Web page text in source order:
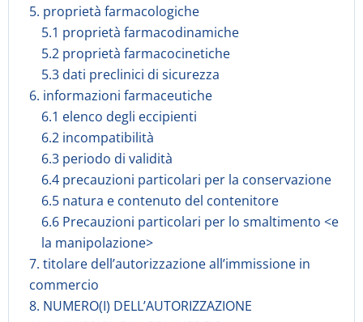
5. proprietà farmacologiche
5.1 proprietà farmacodinamiche
5.2 proprietà farmacocinetiche
5.3 dati preclinici di sicurezza
6. informazioni farmaceutiche
6.1 elenco degli eccipienti
6.2 incompatibilità
6.3 periodo di validità
6.4 precauzioni particolari per la conservazione
6.5 natura e contenuto del contenitore
6.6 Precauzioni particolari per lo smaltimento <e
la manipolazione>
7. titolare dell’autorizzazione all’immissione in
commercio
8. NUMERO(I) DELL’AUTORIZZAZIONE